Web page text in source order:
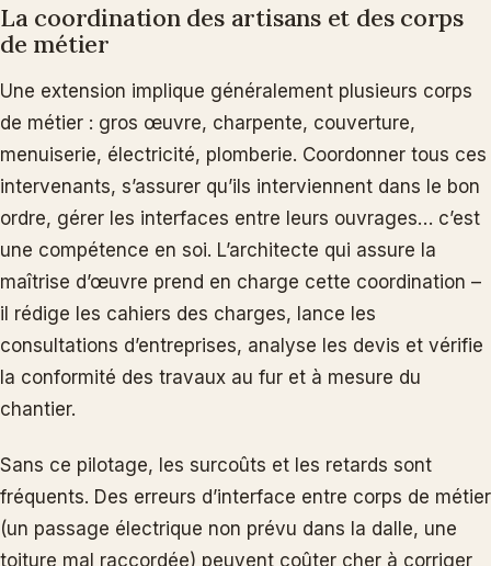
La coordination des artisans et des corps
de métier
Une extension implique généralement plusieurs corps
de métier : gros œuvre, charpente, couverture,
menuiserie, électricité, plomberie. Coordonner tous ces
intervenants, s’assurer qu’ils interviennent dans le bon
ordre, gérer les interfaces entre leurs ouvrages… c’est
une compétence en soi. L’architecte qui assure la
maîtrise d’œuvre prend en charge cette coordination –
il rédige les cahiers des charges, lance les
consultations d’entreprises, analyse les devis et vérifie
la conformité des travaux au fur et à mesure du
chantier.
Sans ce pilotage, les surcoûts et les retards sont
fréquents. Des erreurs d’interface entre corps de métier
(un passage électrique non prévu dans la dalle, une
toiture mal raccordée) peuvent coûter cher à corriger